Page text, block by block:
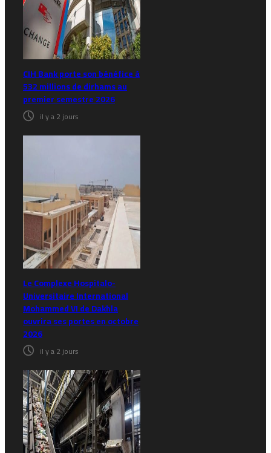
CIH Bank porte son bénéfice à
532 millions de dirhams au
premier semestre 2026
il y a 2 jours
Le Complexe Hospitalo-
Universitaire International
Mohammed VI de Dakhla
ouvrira ses portes en octobre
2026
il y a 2 jours